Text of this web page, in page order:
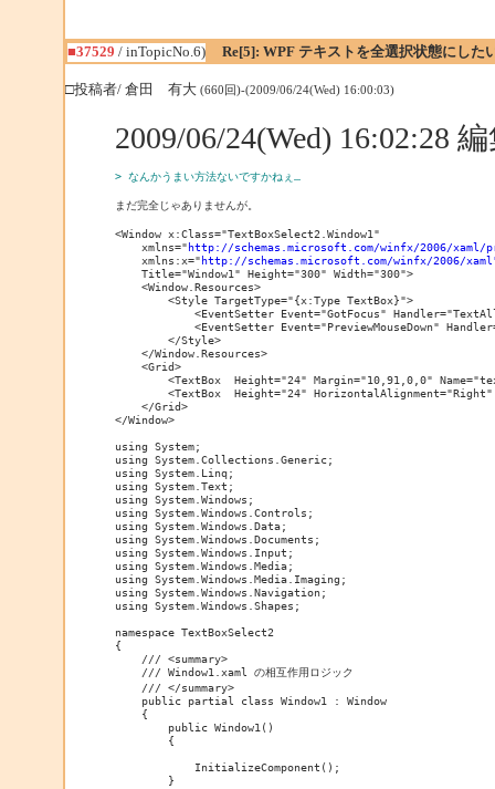
■37529 / inTopicNo.6) Re[5]: WPF テキストを全選択状態にした
□投稿者/ 倉田 有大 (660回)-(2009/06/24(Wed) 16:00:03)
2009/06/24(Wed) 16:02:28
> なんかうまい方法ないですかねぇ…
まだ完全じゃありませんが。
<Window x:Class="TextBoxSelect2.Window1"
    xmlns="
http://schemas.microsoft.com/winfx/2006/xaml/
    xmlns:x="
http://schemas.microsoft.com/winfx/2006/
    Title="Window1" Height="300" Width="300">
    <Window.Resources>
        <Style TargetType="{x:Type TextBox}">
<EventSetter Event="GotFocus"
<EventSetter Event="PreviewMouseDown"
        </Style>
    </Window.Resources>
    <Grid>
<TextBox  Height="24" Margin="10,91,0,0"
<TextBox  Height="24"
    </Grid>
</Window>
using System;
using System.Collections.Generic;
using System.Linq;
using System.Text;
using System.Windows;
using System.Windows.Controls;
using System.Windows.Data;
using System.Windows.Documents;
using System.Windows.Input;
using System.Windows.Media;
using System.Windows.Media.Imaging;
using System.Windows.Navigation;
using System.Windows.Shapes;
namespace TextBoxSelect2
{
    /// <summary>
    /// Window1.xaml の相互作用ロジック
    /// </summary>
    public partial class Window1 : Window
    {
        public Window1()
        {
            InitializeComponent();
        }